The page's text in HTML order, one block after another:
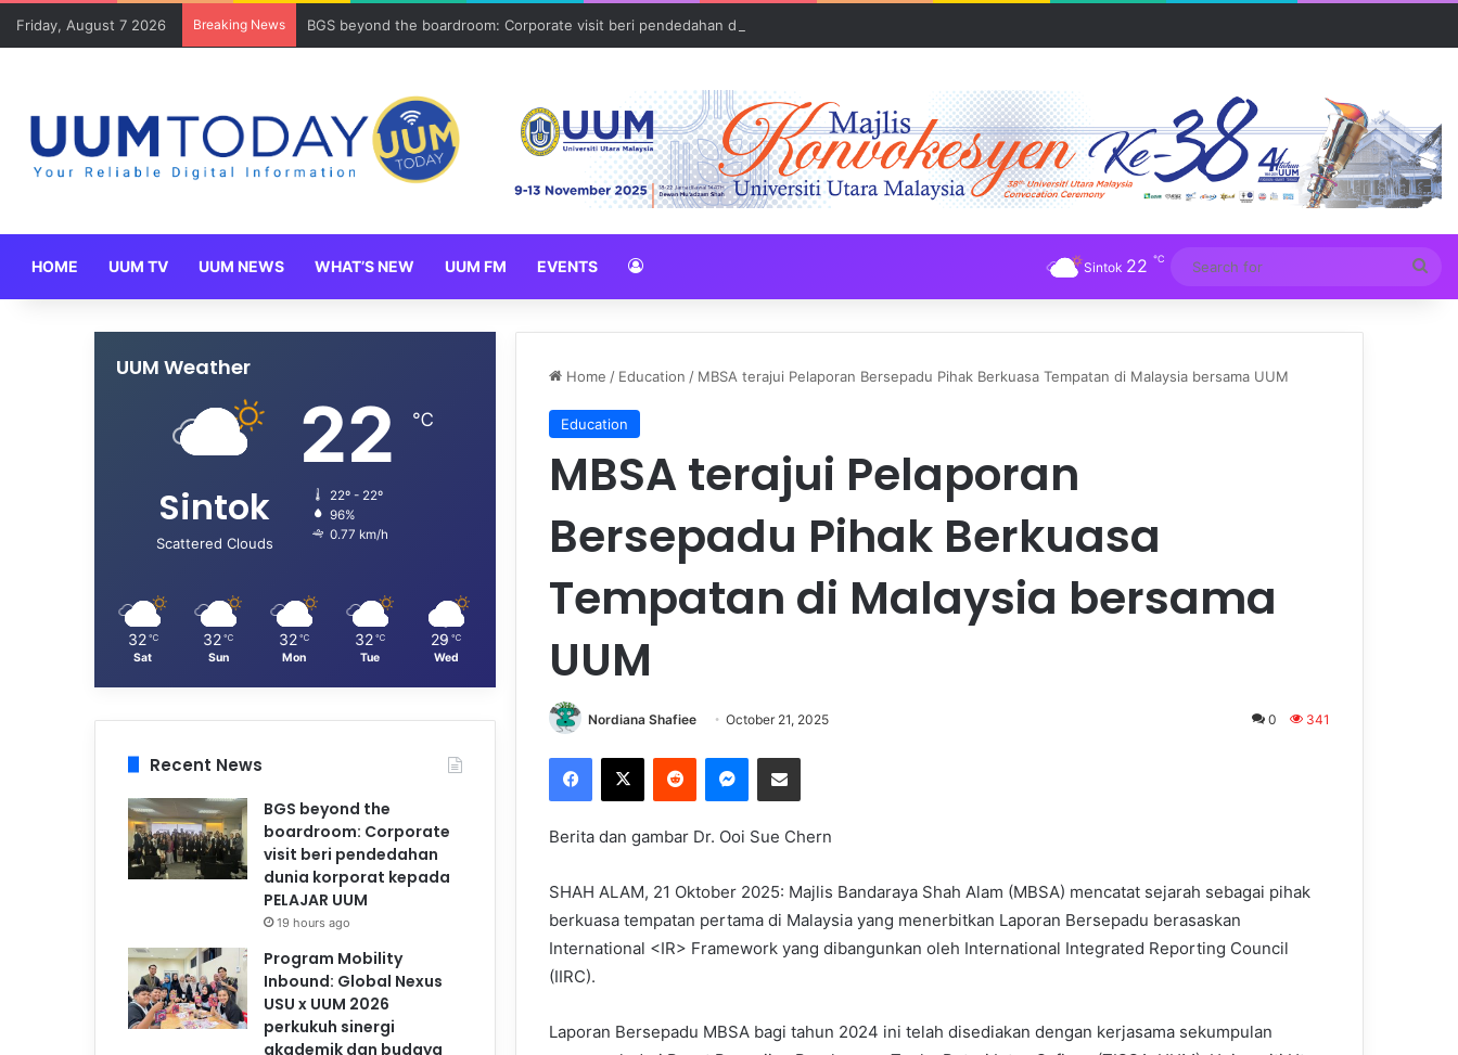
Friday, August 7 2026 Breaking News BGS beyond the boardroom: Corporate visit beri pendedahan dunia korporat kepada PELAJAR UUM
HOME UUM TV UUM NEWS WHAT’S NEW UUM FM EVENTS Sintok 22 ℃
for
Home / Education / MBSA terajui Pelaporan Bersepadu Pihak Berkuasa Tempatan di Malaysia bersama UUM
Education
MBSA terajui Pelaporan
Bersepadu Pihak Berkuasa
Tempatan di Malaysia bersama
UUM
Nordiana Shafiee October 21, 2025 0 341
Berita dan gambar Dr. Ooi Sue Chern
SHAH ALAM, 21 Oktober 2025: Majlis Bandaraya Shah Alam (MBSA) mencatat sejarah sebagai pihak
berkuasa tempatan pertama di Malaysia yang menerbitkan Laporan Bersepadu berasaskan
International <IR> Framework yang dibangunkan oleh International Integrated Reporting Council
(IIRC).
Laporan Bersepadu MBSA bagi tahun 2024 ini telah disediakan dengan kerjasama sekumpulan
UUM Weather
Sintok
Scattered Clouds
22 ℃
22º - 22º
96%
0.77 km/h
32 ℃
Sat
32 ℃
Sun
32 ℃
Mon
32 ℃
Tue
29 ℃
Wed
Recent News
BGS beyond the
boardroom: Corporate
visit beri pendedahan
dunia korporat kepada
PELAJAR UUM
19 hours ago
Program Mobility
Inbound: Global Nexus
USU x UUM 2026
perkukuh sinergi
akademik dan budaya